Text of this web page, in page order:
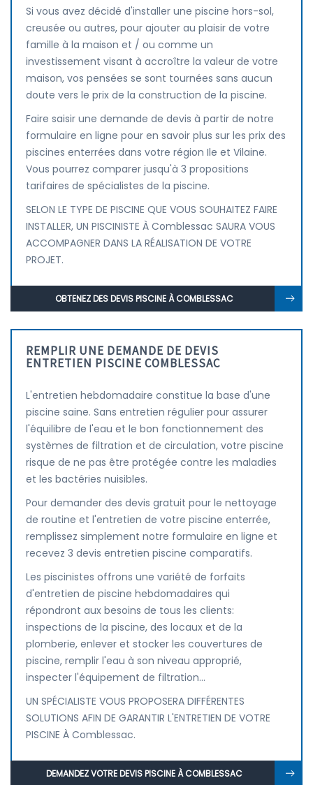
Si vous avez décidé d'installer une piscine hors-sol,
creusée ou autres, pour ajouter au plaisir de votre
famille à la maison et / ou comme un
investissement visant à accroître la valeur de votre
maison, vos pensées se sont tournées sans aucun
doute vers le prix de la construction de la piscine.
Faire saisir une demande de devis à partir de notre
formulaire en ligne pour en savoir plus sur les prix des
piscines enterrées dans votre région Ile et Vilaine.
Vous pourrez comparer jusqu'à 3 propositions
tarifaires de spécialistes de la piscine.
SELON LE TYPE DE PISCINE QUE VOUS SOUHAITEZ FAIRE
INSTALLER, UN PISCINISTE À Comblessac SAURA VOUS
ACCOMPAGNER DANS LA RÉALISATION DE VOTRE
PROJET.
OBTENEZ DES DEVIS PISCINE À COMBLESSAC
REMPLIR UNE DEMANDE DE DEVIS
ENTRETIEN PISCINE COMBLESSAC
L'entretien hebdomadaire constitue la base d'une
piscine saine. Sans entretien régulier pour assurer
l'équilibre de l'eau et le bon fonctionnement des
systèmes de filtration et de circulation, votre piscine
risque de ne pas être protégée contre les maladies
et les bactéries nuisibles.
Pour demander des devis gratuit pour le nettoyage
de routine et l'entretien de votre piscine enterrée,
remplissez simplement notre formulaire en ligne et
recevez 3 devis entretien piscine comparatifs.
Les piscinistes offrons une variété de forfaits
d'entretien de piscine hebdomadaires qui
répondront aux besoins de tous les clients:
inspections de la piscine, des locaux et de la
plomberie, enlever et stocker les couvertures de
piscine, remplir l'eau à son niveau approprié,
inspecter l'équipement de filtration...
UN SPÉCIALISTE VOUS PROPOSERA DIFFÉRENTES
SOLUTIONS AFIN DE GARANTIR L'ENTRETIEN DE VOTRE
PISCINE À Comblessac.
DEMANDEZ VOTRE DEVIS PISCINE À COMBLESSAC